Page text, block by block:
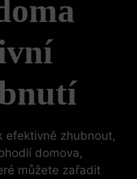
efektivně zhubnout,
domova,
můžete zařadit